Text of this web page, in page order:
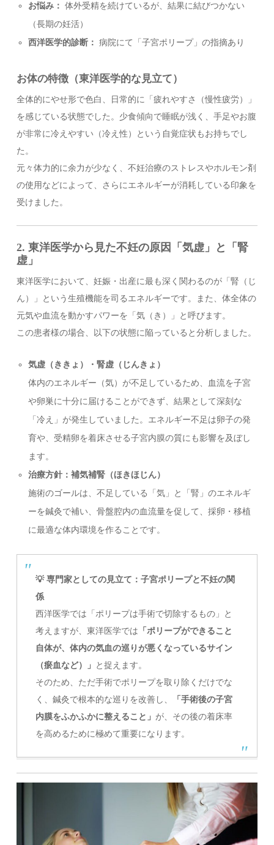
お悩み： 体外受精を続けているが、結果に結びつかない
（長期の妊活）
西洋医学的診断： 病院にて「子宮ポリープ」の指摘あり
お体の特徴（東洋医学的な見立て）
全体的にやせ形で色白、日常的に「疲れやすさ（慢性疲労）」
を感じている状態でした。少食傾向で睡眠が浅く、手足やお腹
が非常に冷えやすい（冷え性）という自覚症状もお持ちでし
た。
元々体力的に余力が少なく、不妊治療のストレスやホルモン剤
の使用などによって、さらにエネルギーが消耗している印象を
受けました。
2. 東洋医学から見た不妊の原因「気虚」と「腎
虚」
東洋医学において、妊娠・出産に最も深く関わるのが「腎（じ
ん）」という生殖機能を司るエネルギーです。また、体全体の
元気や血流を動かすパワーを「気（き）」と呼びます。
この患者様の場合、以下の状態に陥っていると分析しました。
気虚（ききょ）・腎虚（じんきょ）
体内のエネルギー（気）が不足しているため、血流を子宮
や卵巣に十分に届けることができず、結果として深刻な
「冷え」が発生していました。エネルギー不足は卵子の発
育や、受精卵を着床させる子宮内膜の質にも影響を及ぼし
ます。
治療方針：補気補腎（ほきほじん）
施術のゴールは、不足している「気」と「腎」のエネルギ
ーを鍼灸で補い、骨盤腔内の血流量を促して、採卵・移植
に最適な体内環境を作ることです。
💡 専門家としての見立て：子宮ポリープと不妊の関
係
西洋医学では「ポリープは手術で切除するもの」と
考えますが、東洋医学では 「ポリープができること
自体が、体内の気血の巡りが悪くなっているサイン
（瘀血など）」 と捉えます。
そのため、ただ手術でポリープを取り除くだけでな
く、鍼灸で根本的な巡りを改善し、
「手術後の子宮
内膜をふかふかに整えること」 が、その後の着床率
を高めるために極めて重要になります。